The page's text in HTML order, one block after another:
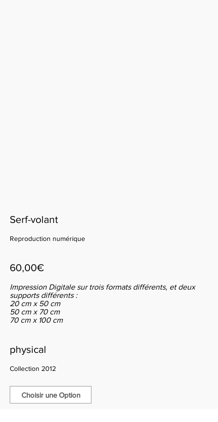
Serf-volant
Reproduction numérique
60,00€
Impression Digitale sur trois formats différents, et deux
supports différents :
20 cm x 50 cm
50 cm x 70 cm
70 cm x 100 cm
physical
Collection 2012
Choisir une Option